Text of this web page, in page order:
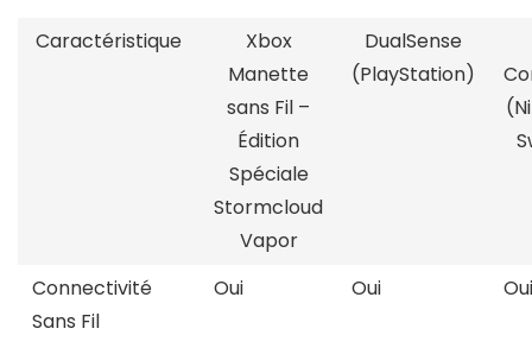
Caractéristique
Xbox
Manette
sans Fil –
Édition
Spéciale
Stormcloud
Vapor
DualSense
(PlayStation)
Connectivité
Sans Fil
Oui Oui Oui